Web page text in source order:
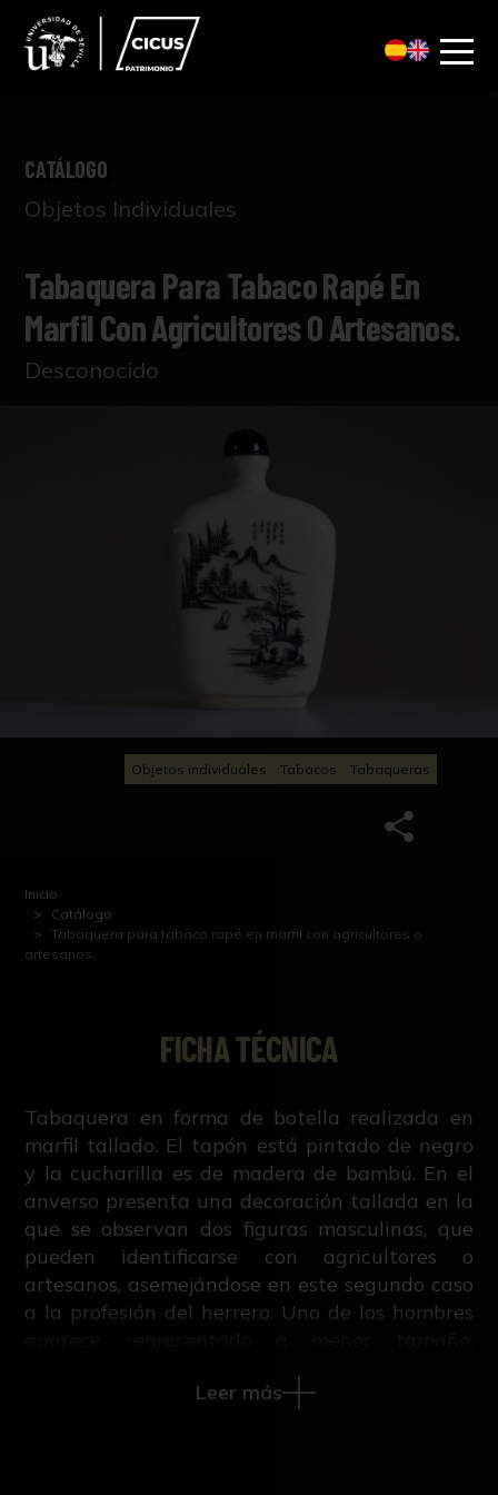
CATÁLOGO
Objetos Individuales
Tabaquera Para Tabaco Rapé En
Marfil Con Agricultores O Artesanos.
Desconocido
Objetos individuales Tabacos Tabaqueras
Inicio
Catálogo
Tabaquera para tabaco rapé en marfil con agricultores o
artesanos.
FICHA TÉCNICA
Tabaquera en forma de botella realizada en
marfil tallado. El tapón está pintado de negro
y la cucharilla es de madera de bambú. En el
anverso presenta una decoración tallada en la
que se observan dos figuras masculinas, que
pueden identificarse con agricultores o
artesanos, asemejándose en este segundo caso
a la profesión del herrero. Uno de los hombres
hacia la otra figura masculina. Este último
Leer más